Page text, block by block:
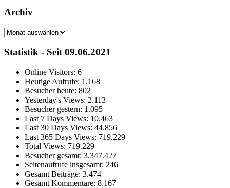
Archiv
Archiv
Statistik - Seit 09.06.2021
Online Visitors: 6
Heutige Aufrufe: 1.168
Besucher heute: 802
Yesterday's Views: 2.113
Besucher gestern: 1.095
Last 7 Days Views: 10.463
Last 30 Days Views: 44.856
Last 365 Days Views: 719.229
Total Views: 719.229
Besucher gesamt: 3.347.427
Seitenaufrufe insgesamt: 246
Gesamt Beiträge: 3.474
Gesamt Kommentare: 8.167